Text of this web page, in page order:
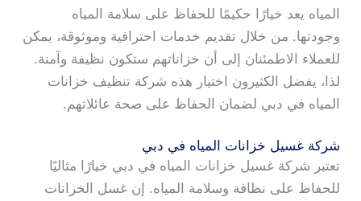
المياه يعد خيارًا حكيمًا للحفاظ على سلامة المياه
وجودتها. من خلال تقديم خدمات احترافية وموثوقة، يمكن
للعملاء الاطمئنان إلى أن خزاناتهم ستكون نظيفة وآمنة.
لذا، يفضل الكثيرون اختيار هذه شركة تنظيف خزانات
المياه في دبي لضمان الحفاظ على صحة عائلاتهم.
شركة غسيل خزانات المياه في دبي
تعتبر شركة غسيل خزانات المياه في دبي خيارًا مثاليًا
للحفاظ على نظافة وسلامة المياه. إن غسل الخزانات